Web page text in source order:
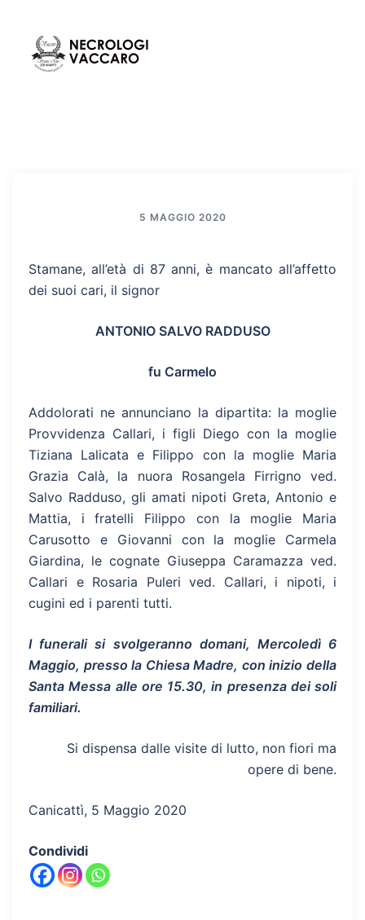
contenuto
5 MAGGIO 2020
Stamane, all’età di 87 anni, è mancato all’affetto
dei suoi cari, il signor
ANTONIO SALVO RADDUSO
fu Carmelo
Addolorati ne annunciano la dipartita: la moglie
Provvidenza Callari, i figli Diego con la moglie
Tiziana Lalicata e Filippo con la moglie Maria
Grazia Calà, la nuora Rosangela Firrigno ved.
Salvo Radduso, gli amati nipoti Greta, Antonio e
Mattia, i fratelli Filippo con la moglie Maria
Carusotto e Giovanni con la moglie Carmela
Giardina, le cognate Giuseppa Caramazza ved.
Callari e Rosaria Puleri ved. Callari, i nipoti, i
cugini ed i parenti tutti.
I funerali si svolgeranno domani, Mercoledì 6
Maggio, presso la Chiesa Madre, con inizio della
Santa Messa alle ore 15.30, in presenza dei soli
familiari.
Si dispensa dalle visite di lutto, non fiori ma
opere di bene.
Canicattì, 5 Maggio 2020
Condividi